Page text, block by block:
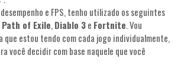
e FPS, tenho utilizado os seguintes
Path of Exile, Diablo 3e Fortnite. Vou
que estou tendo com cada jogo individualmente,
você decidir com base naquele que você